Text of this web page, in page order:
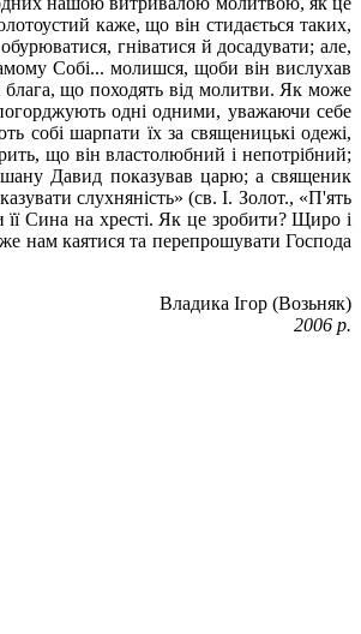
каже, що він стидається таких,
гніватися й досадувати; але,
Собі... молишся, щоби він вислухав
що походять від молитви. Як може
одні одними, уважаючи себе
собі шарпати їх за священицькі одежі,
що він властолюбний і непотрібний;
Давид показував царю; а священик
слухняність» (св. І. Золот., «П'ять
Сина на хресті. Як це зробити? Щиро і
нам каятися та перепрошувати Господа
Владика Ігор (Возьняк)
2006 р.